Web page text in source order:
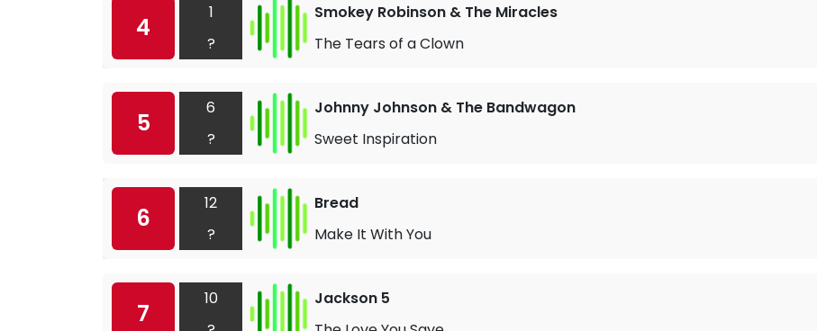
4
1
?
Smokey Robinson & The Miracles
The Tears of a Clown
5
6
?
Johnny Johnson & The Bandwagon
Sweet Inspiration
6
12
?
Bread
Make It With You
7
10
Jackson 5